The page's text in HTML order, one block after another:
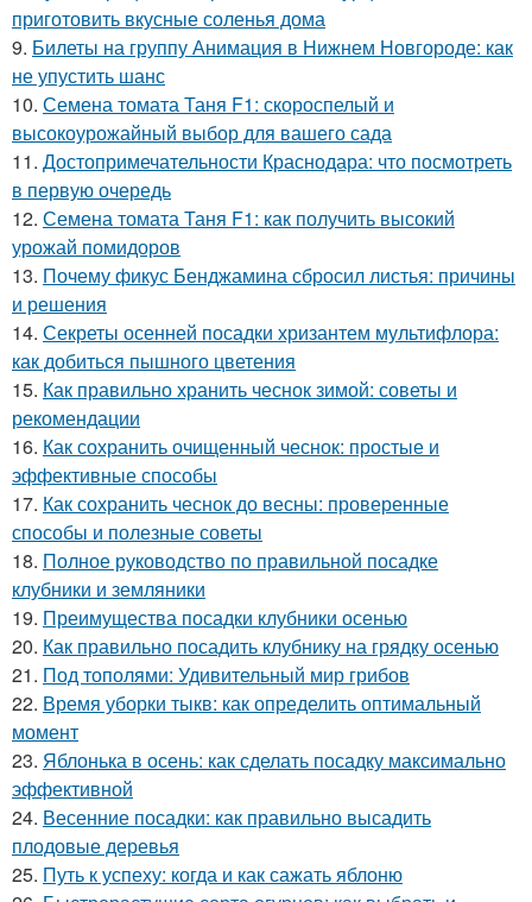
приготовить вкусные соленья дома
9. Билеты на группу Анимация в Нижнем Новгороде: как
не упустить шанс
10. Семена томата Таня F1: скороспелый и
высокоурожайный выбор для вашего сада
11. Достопримечательности Краснодара: что посмотреть
в первую очередь
12. Семена томата Таня F1: как получить высокий
урожай помидоров
13. Почему фикус Бенджамина сбросил листья: причины
и решения
14. Секреты осенней посадки хризантем мультифлора:
как добиться пышного цветения
15. Как правильно хранить чеснок зимой: советы и
рекомендации
16. Как сохранить очищенный чеснок: простые и
эффективные способы
17. Как сохранить чеснок до весны: проверенные
способы и полезные советы
18. Полное руководство по правильной посадке
клубники и земляники
19. Преимущества посадки клубники осенью
20. Как правильно посадить клубнику на грядку осенью
21. Под тополями: Удивительный мир грибов
22. Время уборки тыкв: как определить оптимальный
момент
23. Яблонька в осень: как сделать посадку максимально
эффективной
24. Весенние посадки: как правильно высадить
плодовые деревья
25. Путь к успеху: когда и как сажать яблоню